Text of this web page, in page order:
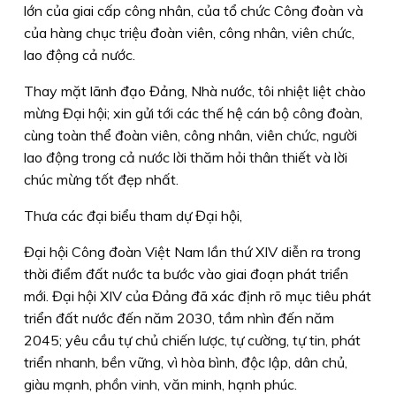
lớn của giai cấp công nhân, của tổ chức Công đoàn và
của hàng chục triệu đoàn viên, công nhân, viên chức,
lao động cả nước.
Thay mặt lãnh đạo Đảng, Nhà nước, tôi nhiệt liệt chào
mừng Đại hội; xin gửi tới các thế hệ cán bộ công đoàn,
cùng toàn thể đoàn viên, công nhân, viên chức, người
lao động trong cả nước lời thăm hỏi thân thiết và lời
chúc mừng tốt đẹp nhất.
Thưa các đại biểu tham dự Đại hội,
Đại hội Công đoàn Việt Nam lần thứ XIV diễn ra trong
thời điểm đất nước ta bước vào giai đoạn phát triển
mới. Đại hội XIV của Đảng đã xác định rõ mục tiêu phát
triển đất nước đến năm 2030, tầm nhìn đến năm
2045; yêu cầu tự chủ chiến lược, tự cường, tự tin, phát
triển nhanh, bền vững, vì hòa bình, độc lập, dân chủ,
giàu mạnh, phồn vinh, văn minh, hạnh phúc.